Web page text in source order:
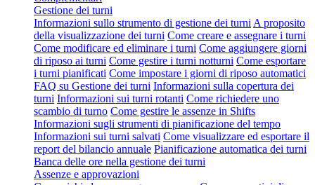
Gestione dei turni
Informazioni sullo strumento di gestione dei turni A proposito
della visualizzazione dei turni Come creare e assegnare i turni
Come modificare ed eliminare i turni Come aggiungere giorni
di riposo ai turni Come gestire i turni notturni Come esportare
i turni pianificati Come impostare i giorni di riposo automatici
FAQ su Gestione dei turni Informazioni sulla copertura dei
turni Informazioni sui turni rotanti Come richiedere uno
scambio di turno Come gestire le assenze in Shifts
Informazioni sugli strumenti di pianificazione del tempo
Informazioni sui turni salvati Come visualizzare ed esportare il
report del bilancio annuale Pianificazione automatica dei turni
Banca delle ore nella gestione dei turni
Assenze e approvazioni